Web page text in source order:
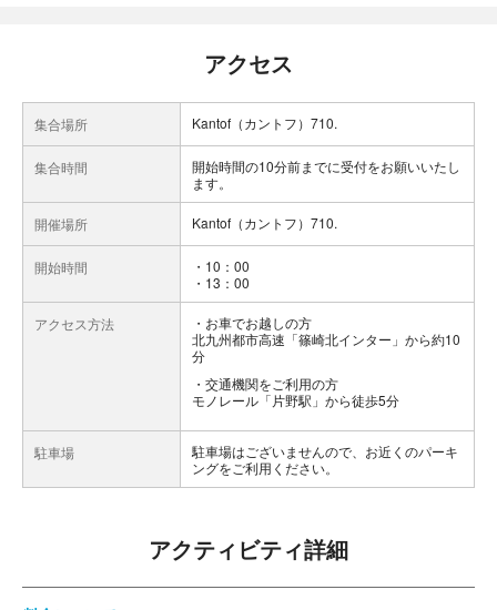
アクセス
集合場所 Kantof（カントフ）710.
集合時間
開始時間の10分前までに受付をお願いいたし
ます。
開催場所 Kantof（カントフ）710.
開始時間
・10：00
・13：00
アクセス方法
お車でお越しの方
北九州都市高速「篠崎北インター」から約10
分
交通機関をご利用の方
モノレール「片野駅」から徒歩5分
駐車場
駐車場はございませんので、お近くのパーキ
ングをご利用ください。
アクティビティ詳細